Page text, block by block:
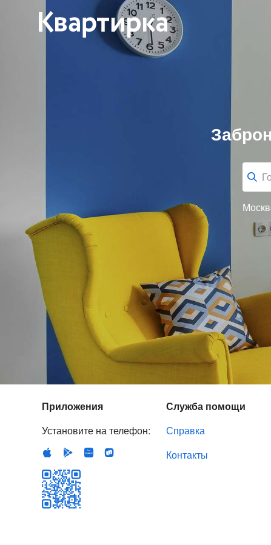
Приложения
Установите на телефон:
Служба помощи
Справка
Контакты